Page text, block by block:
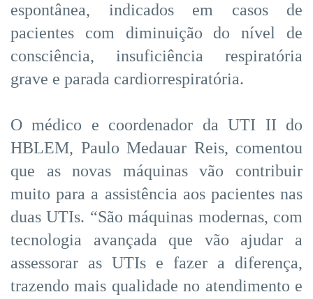
espontânea, indicados em casos de
pacientes com diminuição do nível de
consciência, insuficiência respiratória
grave e parada cardiorrespiratória.
O médico e coordenador da UTI II do
HBLEM, Paulo Medauar Reis, comentou
que as novas máquinas vão contribuir
muito para a assistência aos pacientes nas
duas UTIs. “São máquinas modernas, com
tecnologia avançada que vão ajudar a
assessorar as UTIs e fazer a diferença,
trazendo mais qualidade no atendimento e